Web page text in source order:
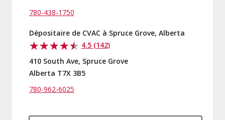
780-438-1750
Dépositaire de CVAC à Spruce Grove, Alberta
4.5 (142)
410 South Ave, Spruce Grove
Alberta T7X 3B5
780-962-6025